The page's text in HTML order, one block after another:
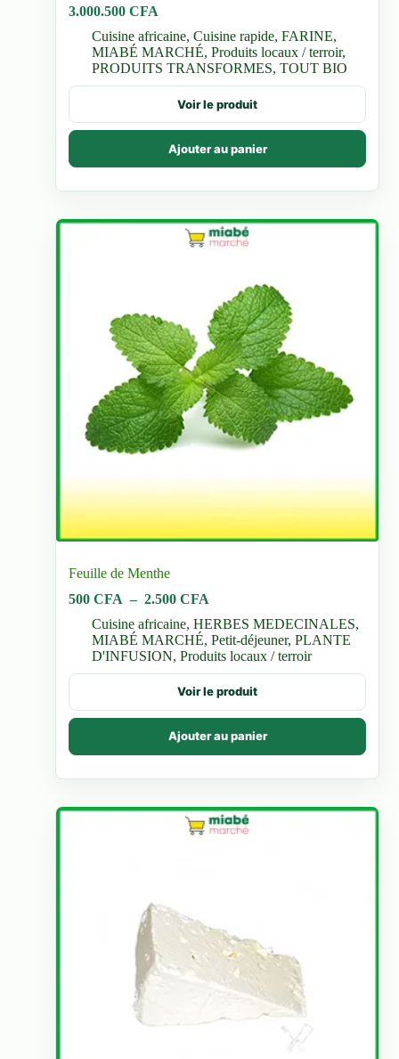
3.000.500CFA
Cuisine africaine,Cuisine rapide,FARINE,
MIABÉ MARCHÉ,Produits locaux / terroir,
PRODUITS TRANSFORMES,TOUT BIO
Voir le produit
Ajouter au panier
Feuille de Menthe
500CFA – 2.500CFA
prix :
500 CFA
à
2.500 CFA
Cuisine africaine,HERBES MEDECINALES,
MIABÉ MARCHÉ,Petit-déjeuner,PLANTE
D'INFUSION,Produits locaux / terroir
Voir le produit
Ajouter au panier
Ce
a
plusieurs
Les
options
être